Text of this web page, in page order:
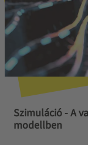
Szimuláció - A
modellben